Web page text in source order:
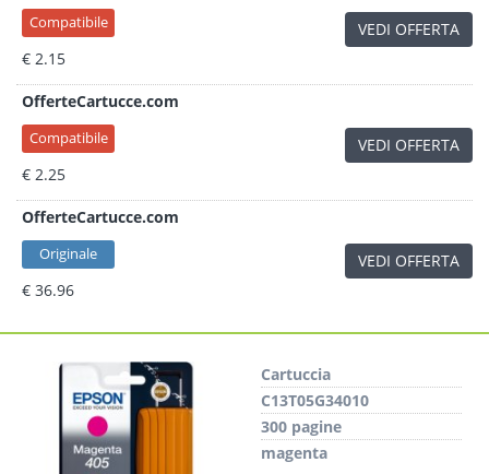
Compatibile
€ 2.15
VEDI OFFERTA
OfferteCartucce.com
Compatibile
€ 2.25
VEDI OFFERTA
OfferteCartucce.com
Originale
€ 36.96
VEDI OFFERTA
Cartuccia
C13T05G34010
300 pagine
magenta